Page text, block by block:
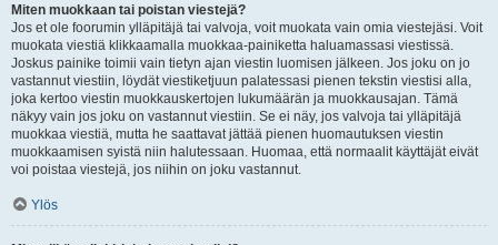
Miten muokkaan tai poistan viestejä?
Jos et ole foorumin ylläpitäjä tai valvoja, voit muokata vain omia viestejäsi. Voit
muokata viestiä klikkaamalla muokkaa-painiketta haluamassasi viestissä.
Joskus painike toimii vain tietyn ajan viestin luomisen jälkeen. Jos joku on jo
vastannut viestiin, löydät viestiketjuun palatessasi pienen tekstin viestisi alla,
joka kertoo viestin muokkauskertojen lukumäärän ja muokkausajan. Tämä
näkyy vain jos joku on vastannut viestiin. Se ei näy, jos valvoja tai ylläpitäjä
muokkaa viestiä, mutta he saattavat jättää pienen huomautuksen viestin
muokkaamisen syistä niin halutessaan. Huomaa, että normaalit käyttäjät eivät
voi poistaa viestejä, jos niihin on joku vastannut.
Ylös